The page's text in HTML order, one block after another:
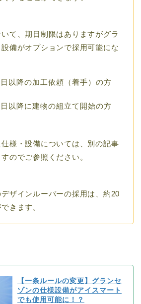
て、期日制限はありますがグラ
備がオプションで採用可能にな
以降の加工依頼（着手）の方
以降に建物の組立て開始の方
様・設備については、別の記事
のでご参照ください。
ザインルーバーの採用は、約20
きます。
【一条ルールの変更】グランセ
ゾンの仕様設備がアイスマート
でも使用可能に！？